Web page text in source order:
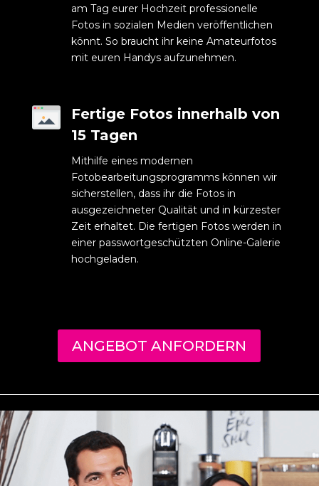
am Tag eurer Hochzeit professionelle
Fotos in sozialen Medien veröffentlichen
könnt. So braucht ihr keine Amateurfotos
mit euren Handys aufzunehmen.
Fertige Fotos innerhalb von
15 Tagen
Mithilfe eines modernen
Fotobearbeitungsprogramms können wir
sicherstellen, dass ihr die Fotos in
ausgezeichneter Qualität und in kürzester
Zeit erhaltet. Die fertigen Fotos werden in
einer passwortgeschützten Online-Galerie
hochgeladen.
ANGEBOT ANFORDERN